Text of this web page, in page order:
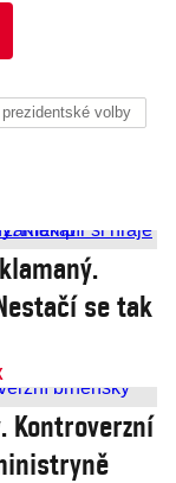
prezidentské volby
se tak
Kontroverzní